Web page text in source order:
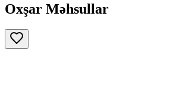
Oxşar Məhsullar